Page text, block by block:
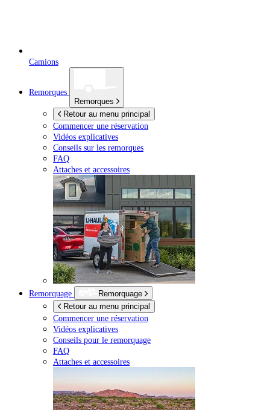
Camions
Remorques
Remorques
Retour au menu principal
Commencer une réservation
Vidéos explicatives
Conseils sur les remorques
FAQ
Attaches et accessoires
Remorquage
Remorquage
Retour au menu principal
Commencer une réservation
Vidéos explicatives
Conseils pour le remorquage
FAQ
Attaches et accessoires